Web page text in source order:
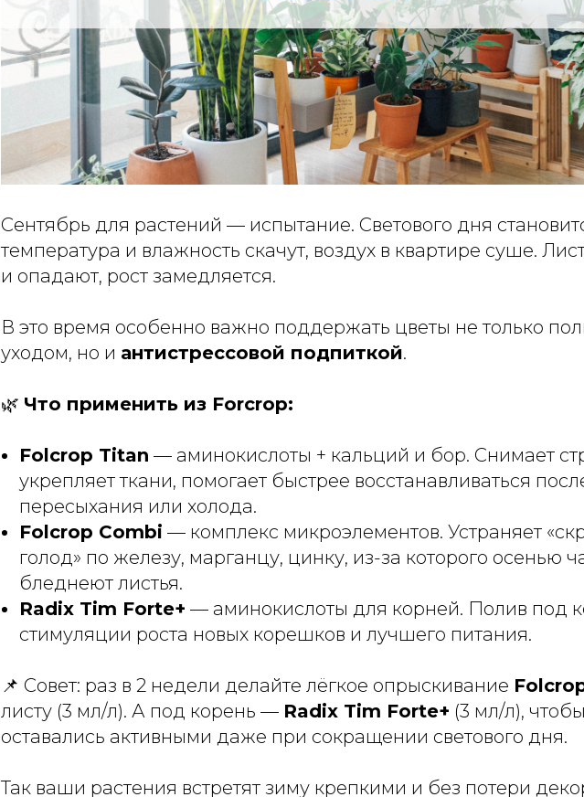
Сентябрь для растений — испытание. Светового дня
температура и влажность скачут, воздух в квартире суше.
и опадают, рост замедляется.
В это время особенно важно поддержать цветы не только
уходом, но и антистрессовой подпиткой.
🌿 Что применить из Forcrop:
Folcrop Titan — аминокислоты + кальций и бор. Снимает
укрепляет ткани, помогает быстрее восстанавливаться
пересыхания или холода.
Folcrop Combi — комплекс микроэлементов. Устраняет
голод» по железу, марганцу, цинку, из-за которого осенью
бледнеют листья.
Radix Tim Forte+ — аминокислоты для корней. Полив под
стимуляции роста новых корешков и лучшего питания.
📌 Совет: раз в 2 недели делайте лёгкое опрыскивание
листу (3 мл/л). А под корень — Radix Tim Forte+ (3 мл/л),
оставались активными даже при сокращении светового дня.
Так ваши растения встретят зиму крепкими и без потери